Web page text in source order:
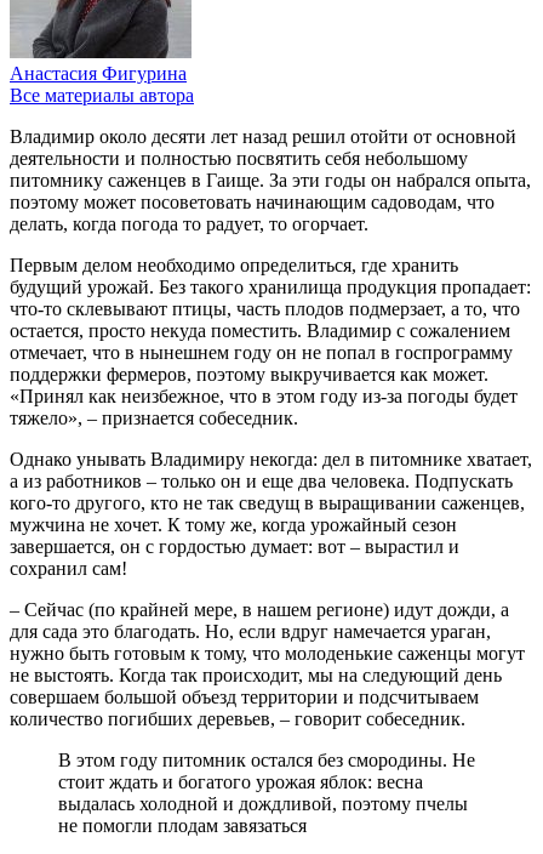
Анастасия Фигурина
Все материалы автора
Владимир около десяти лет назад решил отойти от основной
деятельности и полностью посвятить себя небольшому
питомнику саженцев в Гаище. За эти годы он набрался опыта,
поэтому может посоветовать начинающим садоводам, что
делать, когда погода то радует, то огорчает.
Первым делом необходимо определиться, где хранить
будущий урожай. Без такого хранилища продукция пропадает:
что-то склевывают птицы, часть плодов подмерзает, а то, что
остается, просто некуда поместить. Владимир с сожалением
отмечает, что в нынешнем году он не попал в госпрограмму
поддержки фермеров, поэтому выкручивается как может.
«Принял как неизбежное, что в этом году из-за погоды будет
тяжело», – признается собеседник.
Однако унывать Владимиру некогда: дел в питомнике хватает,
а из работников – только он и еще два человека. Подпускать
кого-то другого, кто не так сведущ в выращивании саженцев,
мужчина не хочет. К тому же, когда урожайный сезон
завершается, он с гордостью думает: вот – вырастил и
сохранил сам!
– Сейчас (по крайней мере, в нашем регионе) идут дожди, а
для сада это благодать. Но, если вдруг намечается ураган,
нужно быть готовым к тому, что молоденькие саженцы могут
не выстоять. Когда так происходит, мы на следующий день
совершаем большой объезд территории и подсчитываем
количество погибших деревьев, – говорит собеседник.
В этом году питомник остался без смородины. Не
стоит ждать и богатого урожая яблок: весна
выдалась холодной и дождливой, поэтому пчелы
не помогли плодам завязаться